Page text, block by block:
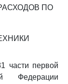
ПО
части первой
Федерации